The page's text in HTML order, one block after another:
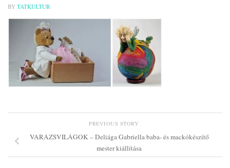
BY TATKULTUR
PREVIOUS STORY
VARÁZSVILÁGOK – Deliága Gabriella baba- és mackókészítő
mester kiállítása